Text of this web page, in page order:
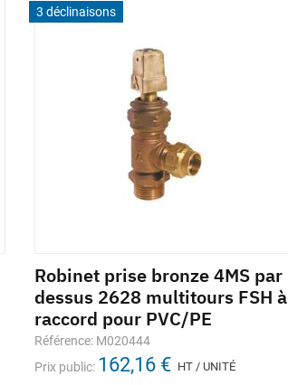
3 déclinaisons
Robinet prise bronze 4MS par
dessus 2628 multitours FSH à
raccord pour PVC/PE
Référence: M020444
Prix public: 162,16 € HT / UNITÉ